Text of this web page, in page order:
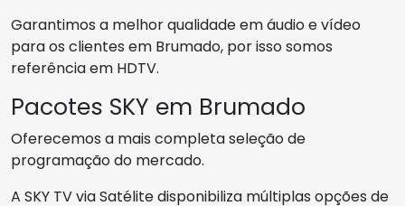
Garantimos a melhor qualidade em áudio e vídeo
para os clientes em Brumado, por isso somos
referência em HDTV.
Pacotes SKY em Brumado
Oferecemos a mais completa seleção de
programação do mercado.
A SKY TV via Satélite disponibiliza múltiplas opções de